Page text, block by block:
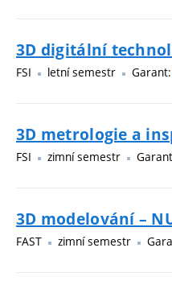
3D digitální
FSI letní semestr Garant:
3D metrologie a
FSI zimní semestr
3D modelování –
FAST zimní semestr